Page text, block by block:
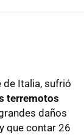
de Italia, sufrió
terremotos
daños
que contar 26